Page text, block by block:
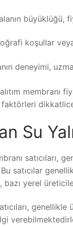
büyüklüğü,
koşullar
deneyimi,
membranı
Su
satıcılar
bazı yerel